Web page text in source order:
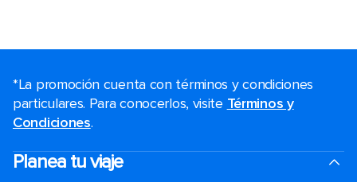
*La promoción cuenta con términos y condiciones
particulares. Para conocerlos, visite Términos y
Condiciones.
Planea tu viaje